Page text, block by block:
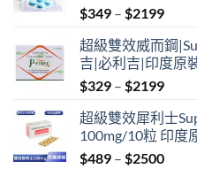
$349 – $2199Price
$349
$2199
超級雙效威而鋼
吉|必利吉|印度原
$329 – $2199Price
$329
$2199
超級雙效犀利士
100mg/10粒 印度
$489 – $2500Price